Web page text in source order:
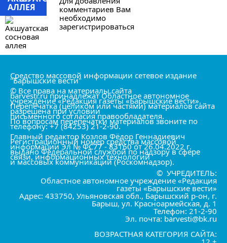
АЛЛЕЯ
комментариев Вам
необходимо
зарегистрироваться
Средство массовой информации сетевое издание
"Барышские вести"
© Все права на материалы сайта
barvesti.ru принадлежат Областное автономное
учреждение «Редакция газеты «Барышские вести».
Перепечатка (целиком или частями) материалов сайта
разрешена при условии
письменного согласия правообладателя.
По вопросам перепечатки материалов звоните по
телефону: +7 (84253) 21-2-90.
Главный редактор Козлов Фёдор Геннадиевич
Регистрационный номер средства массовой
информации Эл № ФС77 - 83160 от 26.04.2022 г.
выдано Федеральной службой по надзору в сфере
связи, информационных технологий
и массовых коммуникаций (Роскомнадзор).
© УЧРЕДИТЕЛЬ:
Областное автономное учреждение «Редакция
газеты «Барышские вести»
Адрес: 433750, Ульяновская обл., Барышский р-он, г.
Барыш, ул. Красноармейская, д. 1
Телефон: 21-2-90
Эл. почта: barvesti@bk.ru
ВОЗРАСТНАЯ КАТЕГОРИЯ САЙТА: